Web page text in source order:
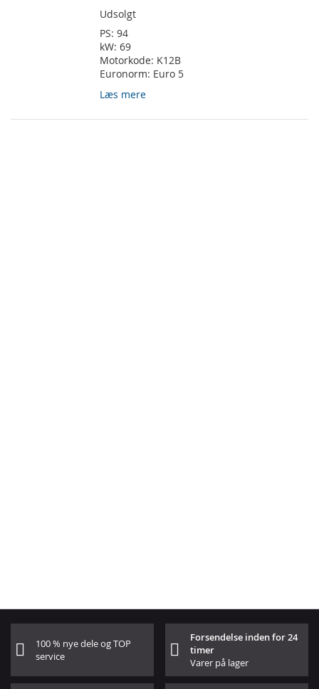
Udsolgt
PS: 94
kW: 69
Motorkode: K12B
Euronorm: Euro 5
Læs mere
100 % nye dele og TOP
service
Forsendelse inden for 24
timer
Varer på lager